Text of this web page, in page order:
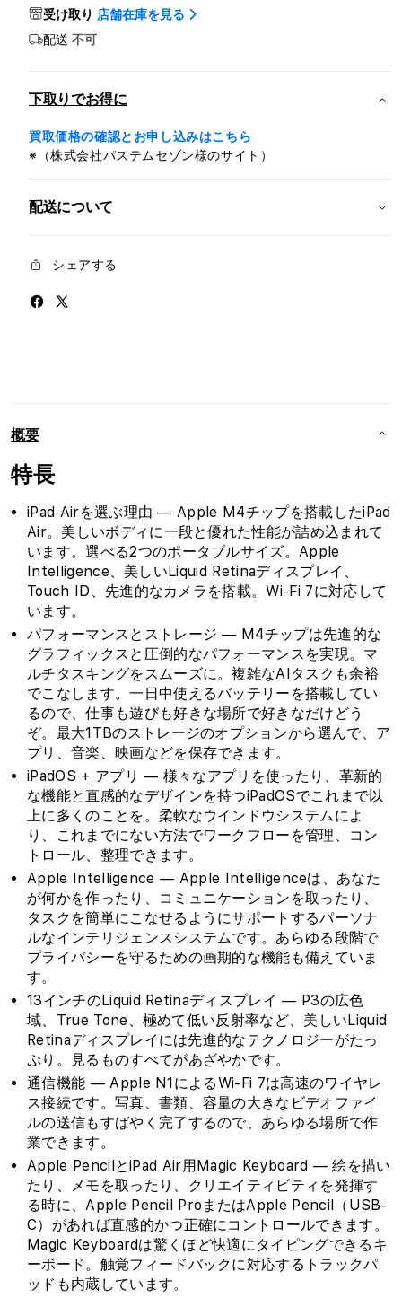
iPad
Air
1TB
-
ブ
ル
の
量
減
受け取り 店舗在庫を見る
配送 不可
下取りでお得に
買取価格の確認とお申し込みはこちら
※（株式会社パステムセゾン様のサイト）
配送について
シェアする
概要
特長
iPad Airを選ぶ理由 — Apple M4チップを搭載したiPad
Air。美しいボディに一段と優れた性能が詰め込まれて
います。選べる2つのポータブルサイズ。Apple
Intelligence、美しいLiquid Retinaディスプレイ、
Touch ID、先進的なカメラを搭載。Wi-Fi 7に対応して
います。
パフォーマンスとストレージ — M4チップは先進的な
グラフィックスと圧倒的なパフォーマンスを実現。マ
ルチタスキングをスムーズに。複雑なAIタスクも余裕
でこなします。一日中使えるバッテリーを搭載してい
るので、仕事も遊びも好きな場所で好きなだけどう
ぞ。最大1TBのストレージのオプションから選んで、ア
プリ、音楽、映画などを保存できます。
iPadOS + アプリ — 様々なアプリを使ったり、革新的
な機能と直感的なデザインを持つiPadOSでこれまで以
上に多くのことを。柔軟なウインドウシステムによ
り、これまでにない方法でワークフローを管理、コン
トロール、整理できます。
Apple Intelligence — Apple Intelligenceは、あなた
が何かを作ったり、コミュニケーションを取ったり、
タスクを簡単にこなせるようにサポートするパーソナ
ルなインテリジェンスシステムです。あらゆる段階で
プライバシーを守るための画期的な機能も備えていま
す。
13インチのLiquid Retinaディスプレイ — P3の広色
域、True Tone、極めて低い反射率など、美しいLiquid
Retinaディスプレイには先進的なテクノロジーがたっ
ぷり。見るものすべてがあざやかです。
通信機能 — Apple N1によるWi-Fi 7は高速のワイヤレ
ス接続です。写真、書類、容量の大きなビデオファイ
ルの送信もすばやく完了するので、あらゆる場所で作
業できます。
Apple PencilとiPad Air用Magic Keyboard — 絵を描い
たり、メモを取ったり、クリエイティビティを発揮す
る時に、Apple Pencil ProまたはApple Pencil（USB-
C）があれば直感的かつ正確にコントロールできます。
Magic Keyboardは驚くほど快適にタイピングできるキ
ーボード。触覚フィードバックに対応するトラックパ
ッドも内蔵しています。